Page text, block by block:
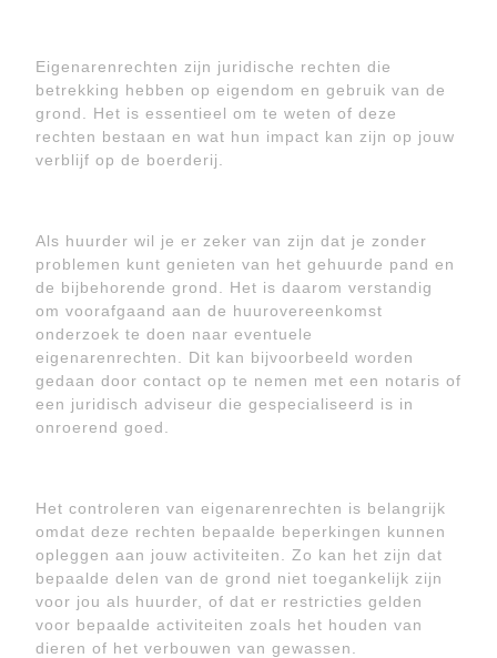
Eigenarenrechten zijn juridische rechten die
betrekking hebben op eigendom en gebruik van de
grond. Het is essentieel om te weten of deze
rechten bestaan en wat hun impact kan zijn op jouw
verblijf op de boerderij.
Als huurder wil je er zeker van zijn dat je zonder
problemen kunt genieten van het gehuurde pand en
de bijbehorende grond. Het is daarom verstandig
om voorafgaand aan de huurovereenkomst
onderzoek te doen naar eventuele
eigenarenrechten. Dit kan bijvoorbeeld worden
gedaan door contact op te nemen met een notaris of
een juridisch adviseur die gespecialiseerd is in
onroerend goed.
Het controleren van eigenarenrechten is belangrijk
omdat deze rechten bepaalde beperkingen kunnen
opleggen aan jouw activiteiten. Zo kan het zijn dat
bepaalde delen van de grond niet toegankelijk zijn
voor jou als huurder, of dat er restricties gelden
voor bepaalde activiteiten zoals het houden van
dieren of het verbouwen van gewassen.